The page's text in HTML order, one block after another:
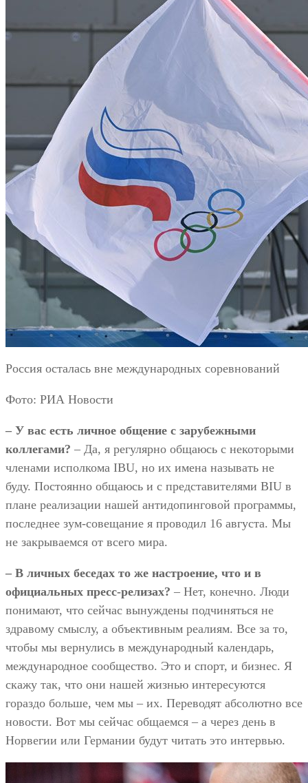
Россия осталась вне международных соревнований
Фото: РИА Новости
– У вас есть личное общение с зарубежными
коллегами? – Да, я регулярно общаюсь с некоторыми
членами исполкома IBU, но их имена называть не
буду. Постоянно общаюсь и с представителями BIU в
плане реализации нашей антидопинговой программы,
последнее зум-совещание я проводил 16 августа. Мы
не закрываемся от всего мира.
– В личных беседах то же настроение, что и в
официальных пресс-релизах? – Нет, конечно. Люди
понимают, что сейчас вынуждены подчиняться не
здравому смыслу, а объективным реалиям. Все за то,
чтобы мы вернулись в международный календарь,
международное сообщество. Это и спорт, и бизнес. Я
скажу так, что они нашей жизнью интересуются
гораздо больше, чем мы – их. Переводят абсолютно все
новости. Вот мы сейчас общаемся – а через день в
Норвегии или Германии будут читать это интервью.